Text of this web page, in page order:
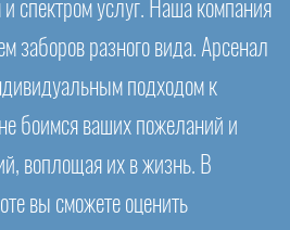
спектром услуг. Наша компания
заборов разного вида. Арсенал
подходом к
боимся ваших пожеланий и
воплощая их в жизнь. В
вы сможете оценить